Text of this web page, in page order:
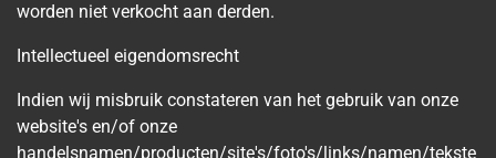
worden niet verkocht aan derden.
Intellectueel eigendomsrecht
Indien wij misbruik constateren van het gebruik van onze
website's en/of onze
handelsnamen/producten/site's/foto's/links/namen/tekste